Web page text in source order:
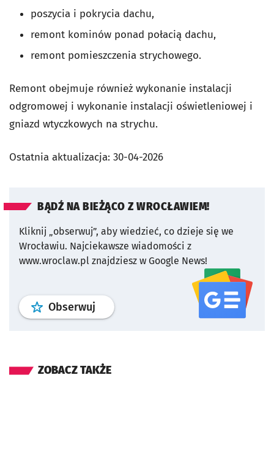
poszycia i pokrycia dachu,
remont kominów ponad połacią dachu,
remont pomieszczenia strychowego.
Remont obejmuje również wykonanie instalacji
odgromowej i wykonanie instalacji oświetleniowej i
gniazd wtyczkowych na strychu.
Ostatnia aktualizacja: 30-04-2026
BĄDŹ NA BIEŻĄCO Z WROCŁAWIEM!
Kliknij „obserwuj”, aby wiedzieć, co dzieje się we
Wrocławiu. Najciekawsze wiadomości z
www.wroclaw.pl znajdziesz w Google News!
Obserwuj profil serwisu
ZOBACZ TAKŻE